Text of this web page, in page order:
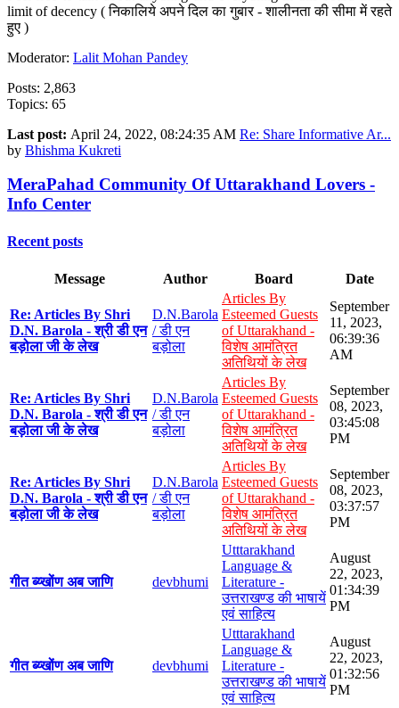
limit of decency ( निकालिये अपने दिल का गुबार - शालीनता की सीमा में रहते
हुए )
Moderator: Lalit Mohan Pandey
Posts: 2,863
Topics: 65
Last post: April 24, 2022, 08:24:35 AM Re: Share Informative Ar...
by Bhishma Kukreti
MeraPahad Community Of Uttarakhand Lovers -
Info Center
Recent posts
Message Author Board Date
Re: Articles By Shri
D.N. Barola - श्री डी एन
बड़ोला जी के लेख
D.N.Barola
/ डी एन
बड़ोला
Articles By
Esteemed Guests
of Uttarakhand -
विशेष आमंत्रित
अतिथियों के लेख
September
11, 2023,
06:39:36
AM
Re: Articles By Shri
D.N. Barola - श्री डी एन
बड़ोला जी के लेख
D.N.Barola
/ डी एन
बड़ोला
Articles By
Esteemed Guests
of Uttarakhand -
विशेष आमंत्रित
अतिथियों के लेख
September
08, 2023,
03:45:08
PM
Re: Articles By Shri
D.N. Barola - श्री डी एन
बड़ोला जी के लेख
D.N.Barola
/ डी एन
बड़ोला
Articles By
Esteemed Guests
of Uttarakhand -
विशेष आमंत्रित
अतिथियों के लेख
September
08, 2023,
03:37:57
PM
गीत ब्य्खोंण अब जाणि devbhumi
Utttarakhand
Language &
Literature -
उत्तराखण्ड की भाषायें
एवं साहित्य
August
22, 2023,
01:34:39
PM
गीत ब्य्खोंण अब जाणि devbhumi
Utttarakhand
Language &
Literature -
उत्तराखण्ड की भाषायें
एवं साहित्य
August
22, 2023,
01:32:56
PM